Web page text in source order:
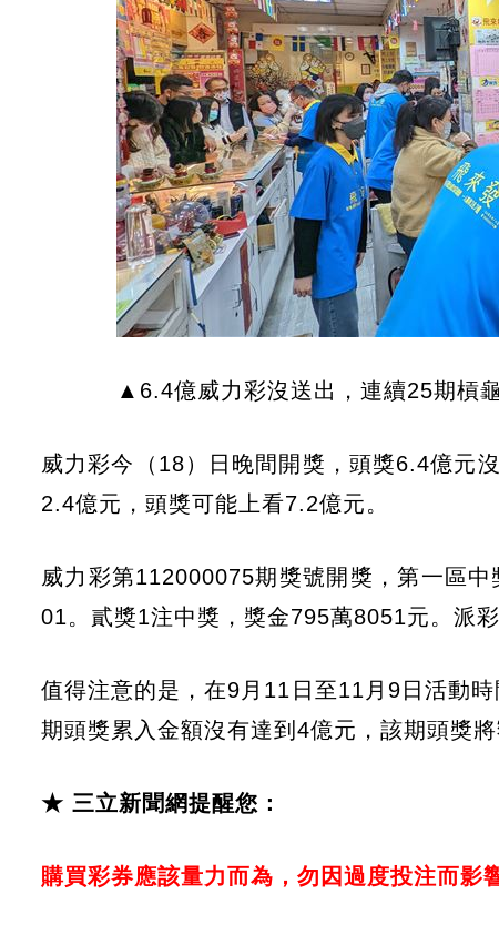
▲6.4億威力彩沒送出，連續25期槓
威力彩今（18）日晚間開獎，頭獎6.4億元
2.4億元，頭獎可能上看7.2億元。
威力彩第112000075期獎號開獎，第一區
01。貳獎1注中獎，獎金795萬8051元。派
值得注意的是，在9月11日至11月9日活動
期頭獎累入金額沒有達到4億元，該期頭獎
★ 三立新聞網提醒您：
購買彩券應該量力而為，勿因過度投注而影